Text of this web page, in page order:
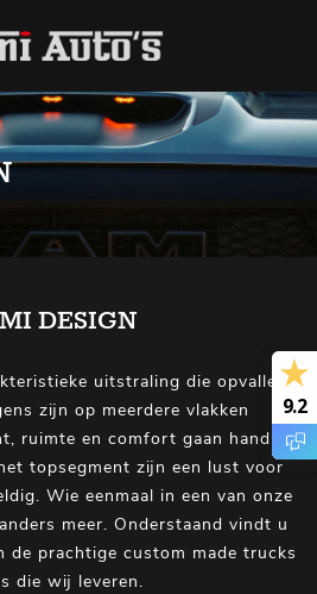
9.2
9.2
DESIGN
uitstraling die opvallen.
zijn op meerdere vlakken
ruimte en comfort gaan hand in
topsegment zijn een lust voor
Wie eenmaal in een van onze
meer. Onderstaand vindt u
de prachtige custom made trucks
die wij leveren.